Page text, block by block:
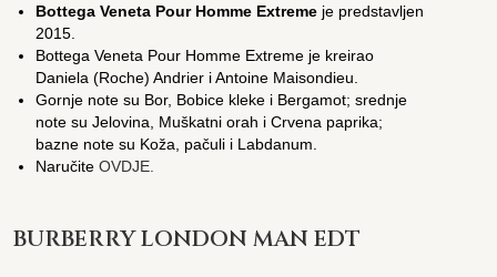
Bottega Veneta Pour Homme Extreme je predstavljen
2015.
Bottega Veneta Pour Homme Extreme je kreirao
Daniela (Roche) Andrier i Antoine Maisondieu.
Gornje note su Bor, Bobice kleke i Bergamot; srednje
note su Jelovina, Muškatni orah i Crvena paprika;
bazne note su Koža, pačuli i Labdanum.
NaručiteOVDJE.
BURBERRY LONDON MAN EDT